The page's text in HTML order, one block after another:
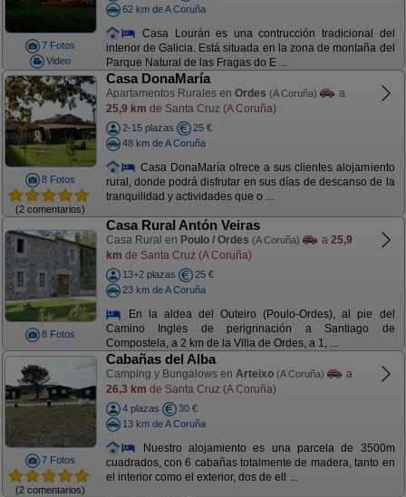
7 Fotos
Video
62 km de A Coruña
Casa Lourán es una contrucción tradicional del
interior de Galicia. Está situada en la zona de montaña del
Parque Natural de las Fragas do E ...
8 Fotos
(2 comentarios)
Casa DonaMaría
Apartamentos Rurales en Ordes (A Coruña)
a
25,9 km de Santa Cruz (A Coruña)
2-15 plazas
25 €
48 km de A Coruña
Casa DonaMaría ofrece a sus clientes alojamiento
rural, donde podrá disfrutar en sus días de descanso de la
tranquilidad y actividades que o ...
8 Fotos
Casa Rural Antón Veiras
Casa Rural en Poulo / Ordes (A Coruña) a 25,9
km de Santa Cruz (A Coruña)
13+2 plazas
25 €
23 km de A Coruña
En la aldea del Outeiro (Poulo-Ordes), al pie del
Camino Ingles de perigrinación a Santiago de
Compostela, a 2 km de la Villa de Ordes, a 1, ...
7 Fotos
(2 comentarios)
Cabañas del Alba
Camping y Bungalows en Arteixo (A Coruña)
a
26,3 km de Santa Cruz (A Coruña)
4 plazas
30 €
13 km de A Coruña
Nuestro alojamiento es una parcela de 3500m
cuadrados, con 6 cabañas totalmente de madera, tanto en
el interior como el exterior, dos de ell ...